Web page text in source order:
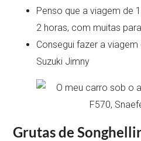
Penso que a viagem de
2 horas, com muitas
Consegui fazer a
Suzuki Jimny
Grutas de